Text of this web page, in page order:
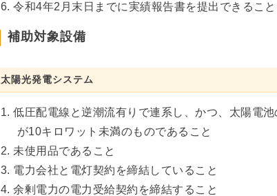
令和4年2月末日までに実績報告書を提出できること
補助対象設備
太陽光発電システム
低圧配電線と逆潮流有りで連系し、かつ、太陽電
が10キロワット未満のものであること
未使用品であること
電力会社と電灯契約を締結していること
余剰電力の電力受給契約を締結すること